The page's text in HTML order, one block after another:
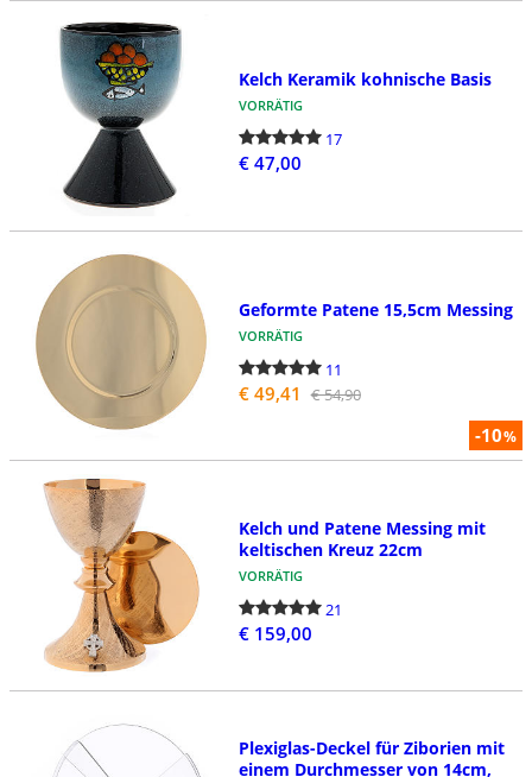
Kelch Keramik kohnische Basis
VORRÄTIG
17
€ 47,00
-10%
Geformte Patene 15,5cm Messing
VORRÄTIG
11
€ 49,41 € 54,90
Kelch und Patene Messing mit
keltischen Kreuz 22cm
VORRÄTIG
21
€ 159,00
Plexiglas-Deckel für Ziborien mit
einem Durchmesser von 14cm,